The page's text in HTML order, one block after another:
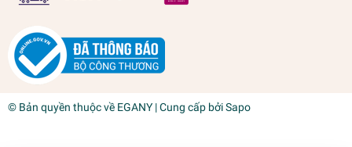
© Bản quyền thuộc về EGANY | Cung cấp bởiSapo